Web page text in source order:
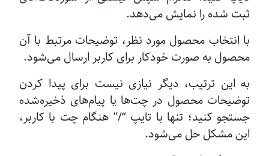
ثبت شده را نمایش می‌دهد.
با انتخاب محصول مورد نظر، توضیحات مرتبط با آن
محصول به صورت خودکار برای کاربر ارسال می‌شود.
به این ترتیب، دیگر نیازی نیست برای پیدا کردن
توضیحات محصول در چت‌ها یا پیام‌های ذخیره‌شده
جستجو کنید؛ تنها با تایپ “/” هنگام چت با کاربر،
این مشکل حل می‌شود.